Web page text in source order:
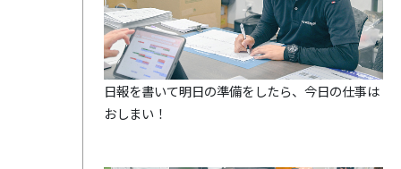
日報を書いて明日の準備をしたら、今日の仕事は
おしまい！